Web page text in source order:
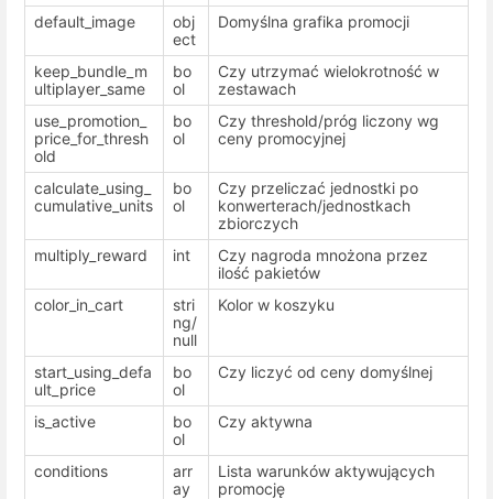
default_image
obj
ect
Domyślna grafika promocji
keep_bundle_m
ultiplayer_same
bo
ol
Czy utrzymać wielokrotność w
zestawach
use_promotion_
price_for_thresh
old
bo
ol
Czy threshold/próg liczony wg
ceny promocyjnej
calculate_using_
cumulative_units
bo
ol
Czy przeliczać jednostki po
konwerterach/jednostkach
zbiorczych
multiply_reward
int
Czy nagroda mnożona przez
ilość pakietów
color_in_cart
stri
ng/
null
Kolor w koszyku
start_using_defa
ult_price
bo
ol
Czy liczyć od ceny domyślnej
is_active
bo
ol
Czy aktywna
conditions
arr
ay
Lista warunków aktywujących
promocję